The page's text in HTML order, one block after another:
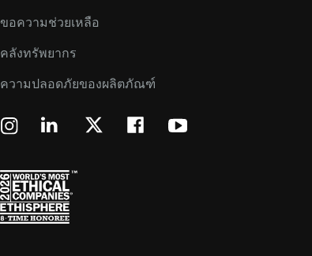
ขอความช่วยเหลือ
คลังทรัพยากร
ความปลอดภัยของผลิตภัณฑ์